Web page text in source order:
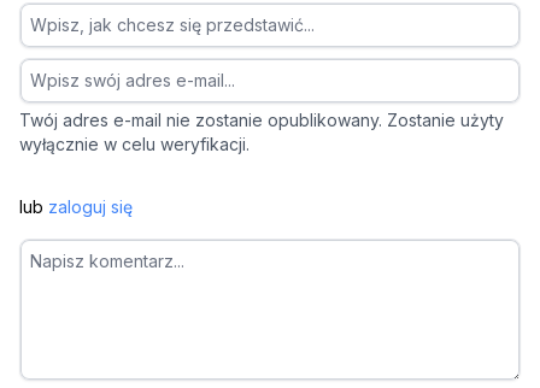
Twój adres e-mail nie zostanie opublikowany. Zostanie użyty
wyłącznie w celu weryfikacji.
lub zaloguj się